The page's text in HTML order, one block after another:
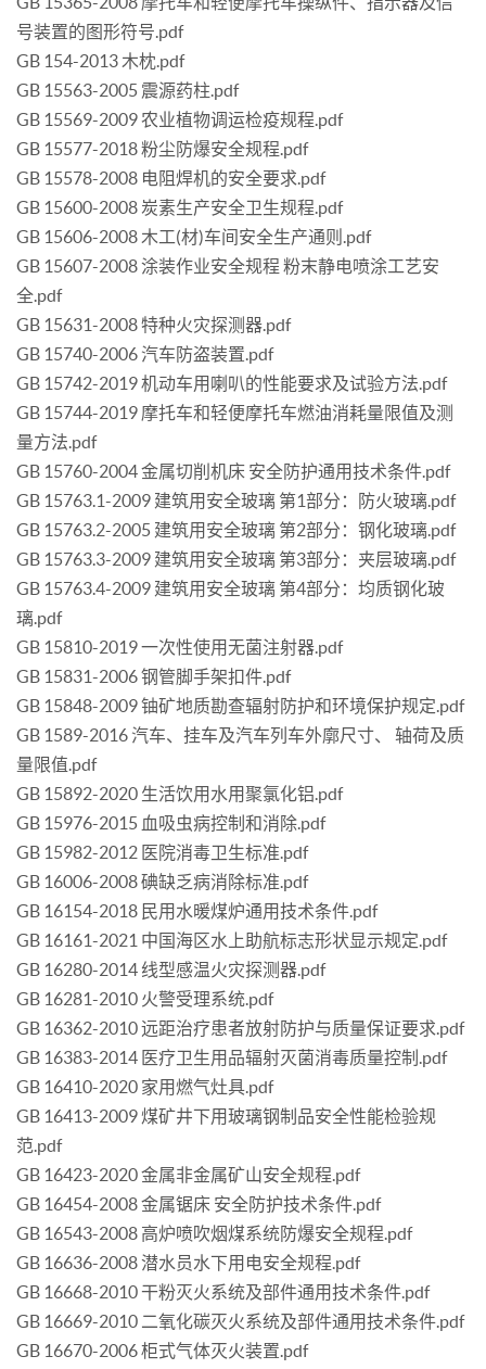
号装置的图形符号.pdf
GB 154-2013 木枕.pdf
GB 15563-2005 震源药柱.pdf
GB 15569-2009 农业植物调运检疫规程.pdf
GB 15577-2018 粉尘防爆安全规程.pdf
GB 15578-2008 电阻焊机的安全要求.pdf
GB 15600-2008 炭素生产安全卫生规程.pdf
GB 15606-2008 木工(材)车间安全生产通则.pdf
GB 15607-2008 涂装作业安全规程 粉末静电喷涂工艺安
全.pdf
GB 15631-2008 特种火灾探测器.pdf
GB 15740-2006 汽车防盗装置.pdf
GB 15742-2019 机动车用喇叭的性能要求及试验方法.pdf
GB 15744-2019 摩托车和轻便摩托车燃油消耗量限值及测
量方法.pdf
GB 15760-2004 金属切削机床 安全防护通用技术条件.pdf
GB 15763.1-2009 建筑用安全玻璃 第1部分：防火玻璃.pdf
GB 15763.2-2005 建筑用安全玻璃 第2部分：钢化玻璃.pdf
GB 15763.3-2009 建筑用安全玻璃 第3部分：夹层玻璃.pdf
GB 15763.4-2009 建筑用安全玻璃 第4部分：均质钢化玻
璃.pdf
GB 15810-2019 一次性使用无菌注射器.pdf
GB 15831-2006 钢管脚手架扣件.pdf
GB 15848-2009 铀矿地质勘查辐射防护和环境保护规定.pdf
GB 1589-2016 汽车、挂车及汽车列车外廓尺寸、 轴荷及质
量限值.pdf
GB 15892-2020 生活饮用水用聚氯化铝.pdf
GB 15976-2015 血吸虫病控制和消除.pdf
GB 15982-2012 医院消毒卫生标准.pdf
GB 16006-2008 碘缺乏病消除标准.pdf
GB 16154-2018 民用水暖煤炉通用技术条件.pdf
GB 16161-2021 中国海区水上助航标志形状显示规定.pdf
GB 16280-2014 线型感温火灾探测器.pdf
GB 16281-2010 火警受理系统.pdf
GB 16362-2010 远距治疗患者放射防护与质量保证要求.pdf
GB 16383-2014 医疗卫生用品辐射灭菌消毒质量控制.pdf
GB 16410-2020 家用燃气灶具.pdf
GB 16413-2009 煤矿井下用玻璃钢制品安全性能检验规
范.pdf
GB 16423-2020 金属非金属矿山安全规程.pdf
GB 16454-2008 金属锯床 安全防护技术条件.pdf
GB 16543-2008 高炉喷吹烟煤系统防爆安全规程.pdf
GB 16636-2008 潜水员水下用电安全规程.pdf
GB 16668-2010 干粉灭火系统及部件通用技术条件.pdf
GB 16669-2010 二氧化碳灭火系统及部件通用技术条件.pdf
GB 16670-2006 柜式气体灭火装置.pdf